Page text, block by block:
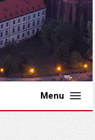
Menu